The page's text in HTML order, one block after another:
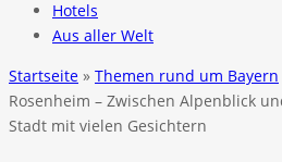
Hotels
Aus aller Welt
Startseite » Themen rund um Bayern
Rosenheim – Zwischen Alpenblick
Stadt mit vielen Gesichtern